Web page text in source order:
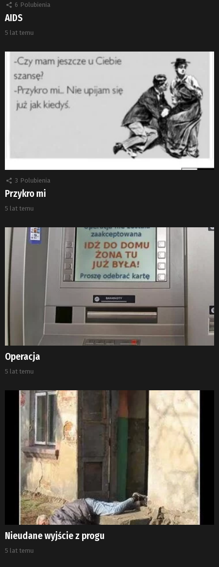
6 Polubienia
AIDS
5 lat temu
3 Polubienia
Przykro mi
5 lat temu
Operacja
5 lat temu
Nieudane wyjście z progu
5 lat temu